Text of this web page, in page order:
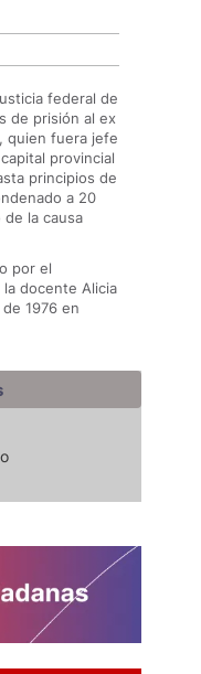
federal de
de prisión al ex
quien fuera jefe
provincial
principios de
a 20
la causa
por el
docente Alicia
1976 en